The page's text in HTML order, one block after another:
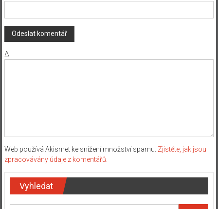
Δ
Web používá Akismet ke snížení množství spamu. Zjistěte, jak jsou
zpracovávány údaje z komentářů.
Vyhledat